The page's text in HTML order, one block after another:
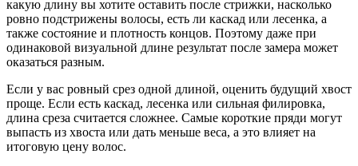
какую длину вы хотите оставить после стрижки, насколько
ровно подстрижены волосы, есть ли каскад или лесенка, а
также состояние и плотность концов. Поэтому даже при
одинаковой визуальной длине результат после замера может
оказаться разным.
Если у вас ровный срез одной длиной, оценить будущий хвост
проще. Если есть каскад, лесенка или сильная филировка,
длина среза считается сложнее. Самые короткие пряди могут
выпасть из хвоста или дать меньше веса, а это влияет на
итоговую цену волос.